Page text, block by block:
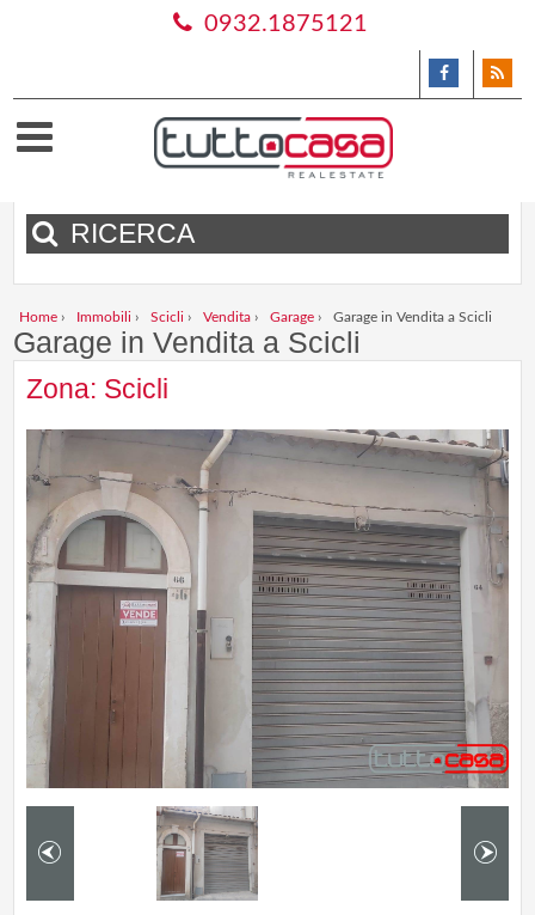
0932.1875121
RICERCA
Home › Immobili › Scicli › Vendita › Garage › Garage in Vendita a Scicli
Garage in Vendita a Scicli
Zona: Scicli